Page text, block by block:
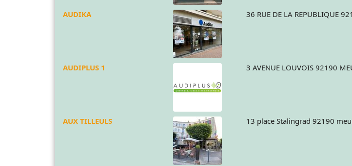
AUDIKA
AUDIPLUS 1
AUX TILLEULS